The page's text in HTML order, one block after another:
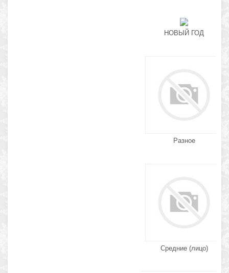
НОВЫЙ ГОД
Разное
Средние (лицо)